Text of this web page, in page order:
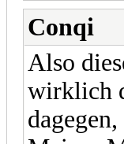
Conqi
Also
wirklich